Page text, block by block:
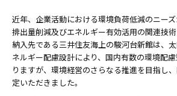
近年、企業活動における環境負荷低減のニーズ
排出量削減及びエネルギー有効活用の関連技術
納入先である三井住友海上の駿河台新館は、
ネルギー配慮設計により、国内有数の環境配
りますが、環境経営のさらなる推進を目指し
定いただきました。